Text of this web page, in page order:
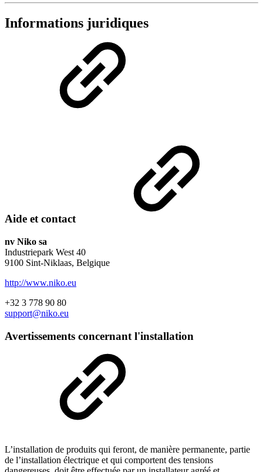
Informations juridiques
Aide et contact
nv Niko sa
Industriepark West 40
9100 Sint-Niklaas, Belgique
http://www.niko.eu
+32 3 778 90 80
support@niko.eu
Avertissements concernant l'installation
L’installation de produits qui feront, de manière permanente, partie
de l’installation électrique et qui comportent des tensions